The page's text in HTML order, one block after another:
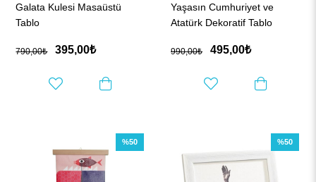
Galata Kulesi Masaüstü
Tablo
395,00₺
790,00₺
Yaşasın Cumhuriyet ve
Atatürk Dekoratif Tablo
495,00₺
990,00₺
%50 %50